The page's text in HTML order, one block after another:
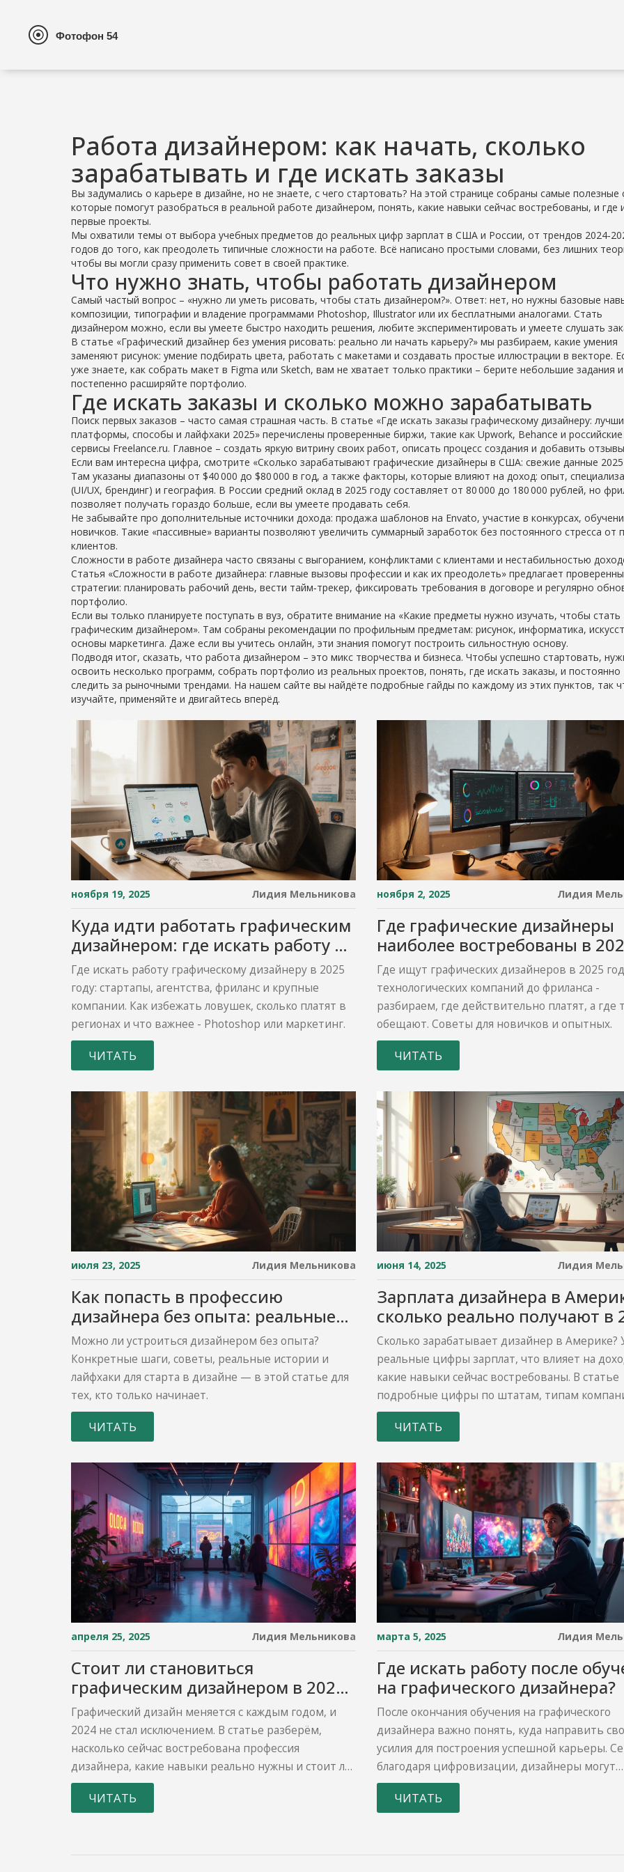
Работа дизайнером: как начать, сколько
зарабатывать и где искать заказы
Вы задумались о карьере в дизайне, но не знаете, с чего стартовать? На этой странице собраны самые полезные
которые помогут разобраться в реальной работе дизайнером, понять, какие навыки сейчас востребованы, и где
первые проекты.
Мы охватили темы от выбора учебных предметов до реальных цифр зарплат в США и России, от трендов
годов до того, как преодолеть типичные сложности на работе. Всё написано простыми словами, без лишних
чтобы вы могли сразу применить совет в своей практике.
Что нужно знать, чтобы работать дизайнером
Самый частый вопрос – «нужно ли уметь рисовать, чтобы стать дизайнером?». Ответ: нет, но нужны базовые
композиции, типографии и владение программами Photoshop, Illustrator или их бесплатными аналогами. Стать
дизайнером можно, если вы умеете быстро находить решения, любите экспериментировать и умеете слушать
В статье «Графический дизайнер без умения рисовать: реально ли начать карьеру?» мы разбираем, какие умения
заменяют рисунок: умение подбирать цвета, работать с макетами и создавать простые иллюстрации в векторе.
уже знаете, как собрать макет в Figma или Sketch, вам не хватает только практики – берите небольшие задания и
постепенно расширяйте портфолио.
Где искать заказы и сколько можно зарабатывать
Поиск первых заказов – часто самая страшная часть. В статье «Где искать заказы графическому дизайнеру:
платформы, способы и лайфхаки 2025» перечислены проверенные биржи, такие как Upwork, Behance и российские
сервисы Freelance.ru. Главное – создать яркую витрину своих работ, описать процесс создания и добавить
Если вам интересна цифра, смотрите «Сколько зарабатывают графические дизайнеры в США: свежие данные 2025
Там указаны диапазоны от $40 000 до $80 000 в год, а также факторы, которые влияют на доход: опыт,
(UI/UX, брендинг) и география. В России средний оклад в 2025 году составляет от 80 000 до 180 000 рублей, но
позволяет получать гораздо больше, если вы умеете продавать себя.
Не забывайте про дополнительные источники дохода: продажа шаблонов на Envato, участие в конкурсах,
новичков. Такие «пассивные» варианты позволяют увеличить суммарный заработок без постоянного стресса от
клиентов.
Сложности в работе дизайнера часто связаны с выгоранием, конфликтами с клиентами и нестабильностью
Статья «Сложности в работе дизайнера: главные вызовы профессии и как их преодолеть» предлагает
стратегии: планировать рабочий день, вести тайм‑трекер, фиксировать требования в договоре и регулярно
портфолио.
Если вы только планируете поступать в вуз, обратите внимание на «Какие предметы нужно изучать, чтобы стать
графическим дизайнером». Там собраны рекомендации по профильным предметам: рисунок, информатика,
основы маркетинга. Даже если вы учитесь онлайн, эти знания помогут построить сильноcтную основу.
Подводя итог, сказать, что работа дизайнером – это микс творчества и бизнеса. Чтобы успешно стартовать,
освоить несколько программ, собрать портфолио из реальных проектов, понять, где искать заказы, и постоянно
следить за рыночными трендами. На нашем сайте вы найдёте подробные гайды по каждому из этих пунктов, так
изучайте, применяйте и двигайтесь вперёд.
ноября 19, 2025 Лидия Мельникова
Куда идти работать графическим
дизайнером: где искать работу и
на кого ориентироваться в 2025
году
Где искать работу графическому дизайнеру в 2025
году: стартапы, агентства, фриланс и крупные
компании. Как избежать ловушек, сколько платят в
регионах и что важнее - Photoshop или маркетинг.
ЧИТАТЬ
ноября 2, 2025 Лидия
Где графические дизайнеры
наиболее востребованы в
году
Где ищут графических дизайнеров в 2025
технологических компаний до фриланса -
разбираем, где действительно платят, а где
обещают. Советы для новичков и опытных.
ЧИТАТЬ
июля 23, 2025 Лидия Мельникова
Как попасть в профессию
дизайнера без опыта: реальные
шаги и советы
Можно ли устроиться дизайнером без опыта?
Конкретные шаги, советы, реальные истории и
лайфхаки для старта в дизайне — в этой статье для
тех, кто только начинает.
ЧИТАТЬ
июня 14, 2025 Лидия
Зарплата дизайнера в
сколько реально получают в
Сколько зарабатывает дизайнер в Америке?
реальные цифры зарплат, что влияет на
какие навыки сейчас востребованы. В статье
подробные цифры по штатам, типам
тенденциям рынка. Поделюсь советами для
хочет повысить свой доход и работать с
ЧИТАТЬ
апреля 25, 2025 Лидия Мельникова
Стоит ли становиться
графическим дизайнером в 2024
году: главные тренды и честные
ответы
Графический дизайн меняется с каждым годом, и
2024 не стал исключением. В статье разберём,
насколько сейчас востребована профессия
дизайнера, какие навыки реально нужны и стоит ли
начинать карьеру с нуля. Узнаете про современные
тенденции, зарплаты и подводные камни работы. В
ЧИТАТЬ
марта 5, 2025 Лидия
Где искать работу после
на графического дизайнера?
После окончания обучения на графического
дизайнера важно понять, куда направить
усилия для построения успешной карьеры.
благодаря цифровизации, дизайнеры могут
работать не только в классических
заниматься фрилансом или создавать
ЧИТАТЬ